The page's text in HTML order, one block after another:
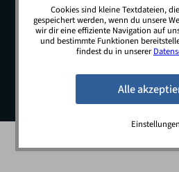
© 2026 JobSwop.io ·
Blog Jobs
Preise
Impressum
Cookies sind kleine Textdateien,
gespeichert werden, wenn du unsere
wir dir eine effiziente Navigation auf
und bestimmte Funktionen
findest du in unserer
Einstellungen